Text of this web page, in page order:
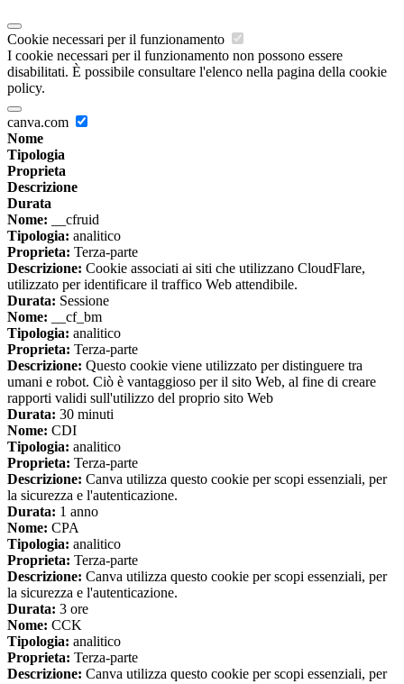
Cookie necessari per il funzionamento
I cookie necessari per il funzionamento non possono essere
disabilitati. È possibile consultare l'elenco nella pagina della cookie
policy.
canva.com
Nome
Tipologia
Proprieta
Descrizione
Durata
Nome: __cfruid
Tipologia: analitico
Proprieta: Terza-parte
Descrizione: Cookie associati ai siti che utilizzano CloudFlare,
utilizzato per identificare il traffico Web attendibile.
Durata: Sessione
Nome: __cf_bm
Tipologia: analitico
Proprieta: Terza-parte
Descrizione: Questo cookie viene utilizzato per distinguere tra
umani e robot. Ciò è vantaggioso per il sito Web, al fine di creare
rapporti validi sull'utilizzo del proprio sito Web
Durata: 30 minuti
Nome: CDI
Tipologia: analitico
Proprieta: Terza-parte
Descrizione: Canva utilizza questo cookie per scopi essenziali, per
la sicurezza e l'autenticazione.
Durata: 1 anno
Nome: CPA
Tipologia: analitico
Proprieta: Terza-parte
Descrizione: Canva utilizza questo cookie per scopi essenziali, per
la sicurezza e l'autenticazione.
Durata: 3 ore
Nome: CCK
Tipologia: analitico
Proprieta: Terza-parte
Descrizione: Canva utilizza questo cookie per scopi essenziali, per